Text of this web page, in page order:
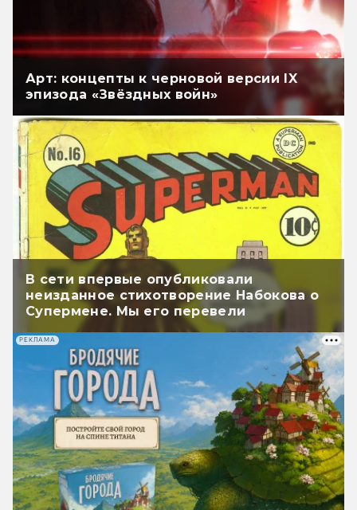
Арт: концепты к черновой версии IX
эпизода «Звёздных войн»
В сети впервые опубликовали
неизданное стихотворение Набокова о
Супермене. Мы его перевели
РЕКЛАМА